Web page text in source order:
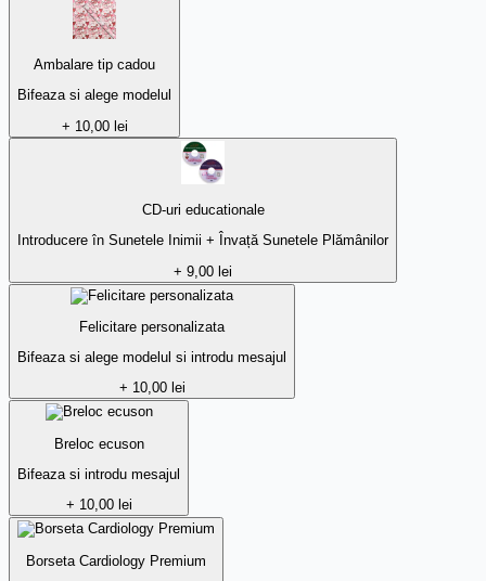
Ambalare tip cadou
Bifeaza si alege modelul
+ 10,00 lei
CD-uri educationale
Introducere în Sunetele Inimii + Învață Sunetele Plămânilor
+ 9,00 lei
Felicitare personalizata
Bifeaza si alege modelul si introdu mesajul
+ 10,00 lei
Breloc ecuson
Bifeaza si introdu mesajul
+ 10,00 lei
Borseta Cardiology Premium